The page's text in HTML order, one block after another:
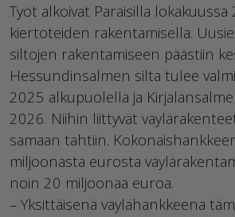
Työt alkoivat Paraisilla lokakuussa
kiertoteiden rakentamisella.
siltojen rakentamiseen päästiin
Hessundinsalmen silta tulee
2025 alkupuolella ja
2026. Niihin liittyvät
samaan tahtiin.
miljoonasta eurosta
noin 20 miljoonaa euroa.
– Yksittäisenä väylähankkeena